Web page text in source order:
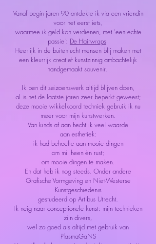
Vanaf begin jaren 90 ontdekte ik via een vriendin
voor het eerst iets,
waarmee ik geld kon verdienen, met 'een echte
passie': De Hairwraps
Heerlijk in de buitenlucht mensen blij maken met
een kleurrijk creatief kunstzinnig ambachtelijk
handgemaakt souvenir.
Ik ben dit seizoenswerk altijd blijven doen,
al is het de laatste jaren zeer beperkt geweest;
deze mooie wikkelkoord techniek gebruik ik nu
meer voor mijn kunstwerken.
Van kinds af aan hecht ik veel waarde
aanesthetiek:
ik had behoefte aan mooie dingen
om mij heen èn rust;
om mooie dingen te maken.
En dat heb ik nog steeds. Onder andere
Grafische Vormgeving en Niet-Westerse
Kunstgeschiedenis
gestudeerd op Artibus Utrecht.
Ik neig naar conceptionele kunst: mijn technieken
zijn divers,
wel zo goed als altijd met gebruik van
PlasmaGaNS